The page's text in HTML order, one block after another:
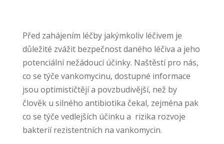
Před zahájením léčby jakýmkoliv léčivem je
důležité zvážit bezpečnost daného léčiva a jeho
potenciální nežádoucí účinky. Naštěstí pro nás,
co se týče vankomycinu, dostupné informace
jsou optimističtějí a povzbudivější, než by
člověk u silného antibiotika čekal, zejména pak
co se týče vedlejších účinku a rizika rozvoje
bakterií rezistentních na vankomycin.